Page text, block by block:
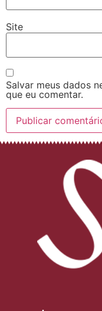
Site
Salvar meus dados
que eu comentar.